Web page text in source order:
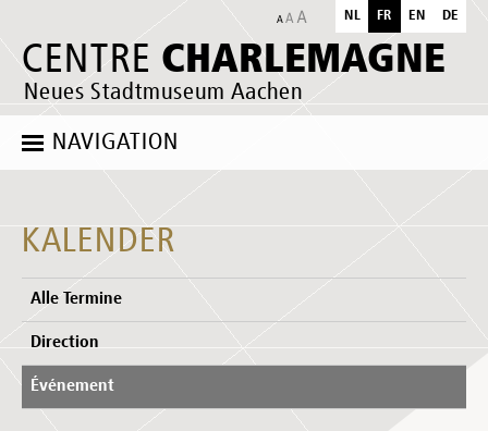
CENTRE CHARLEMAGNE
Neues Stadtmuseum Aachen
NL FR EN DE
NAVIGATION
KALENDER
Alle Termine
Direction
Événement